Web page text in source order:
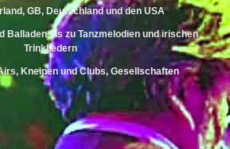
GB, Deutschland und den USA
Balladen bis zu Tanzmelodien und irischen
Trinkliedern
Kneipen und Clubs, Gesellschaften